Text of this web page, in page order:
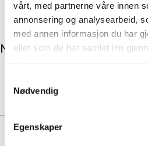
vårt, med partnerne våre innen
annonsering og analysearbeid,
med annen informasjon du har
eller som de har samlet inn
Nødvendig
Egenskaper
Medlemskap
Kurs og
Kompetanse
Forbruker
Aktuelt
No results.